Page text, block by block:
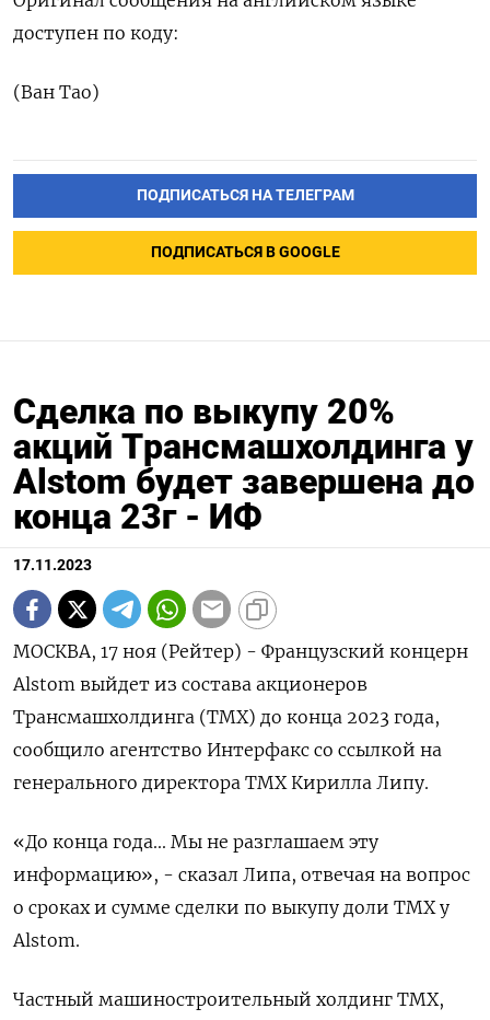
доступен по коду:
(Ван Тао)
ПОДПИСАТЬСЯ НА ТЕЛЕГРАМ
ПОДПИСАТЬСЯ В GOOGLE
Сделка по выкупу 20%
акций Tрансмашхолдинга у
Alstom будет завершена до
конца 23г - ИФ
17.11.2023
МОСКВА, 17 ноя (Рейтер) - Французский концерн
Alstom выйдет из состава акционеров
Трансмашхолдинга (ТМХ) до конца 2023 года,
сообщило агентство Интерфакс со ссылкой на
генерального директора ТМХ Кирилла Липу.
«До конца года... Мы не разглашаем эту
информацию», - сказал Липа, отвечая на вопрос
о сроках и сумме сделки по выкупу доли ТМХ у
Alstom.
Частный машиностроительный холдинг ТМХ,